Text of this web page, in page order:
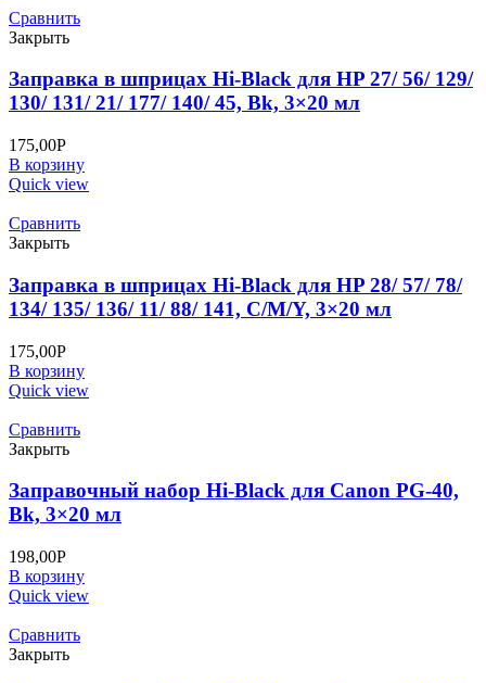
Сравнить
Закрыть
Заправка в шприцах Hi-Black для HP 27/ 56/ 129/
130/ 131/ 21/ 177/ 140/ 45, Bk, 3×20 мл
175,00Р
В корзину
Quick view
Сравнить
Закрыть
Заправка в шприцах Hi-Black для HP 28/ 57/ 78/
134/ 135/ 136/ 11/ 88/ 141, C/M/Y, 3×20 мл
175,00Р
В корзину
Quick view
Сравнить
Закрыть
Заправочный набор Hi-Black для Canon PG-40,
Bk, 3×20 мл
198,00Р
В корзину
Quick view
Сравнить
Закрыть